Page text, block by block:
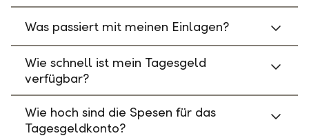
Was passiert mit meinen Einlagen?
Wie schnell ist mein Tagesgeld
verfügbar?
Wie hoch sind die Spesen für das
Tagesgeldkonto?